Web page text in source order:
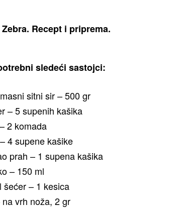
Recept i priprema.
sledeći sastojci:
sitni sir – 500 gr
– 5 supenih kašika
2 komada
4 supene kašike
prah – 1 supena kašika
– 150 ml
šećer – 1 kesica
vrh noža, 2 gr